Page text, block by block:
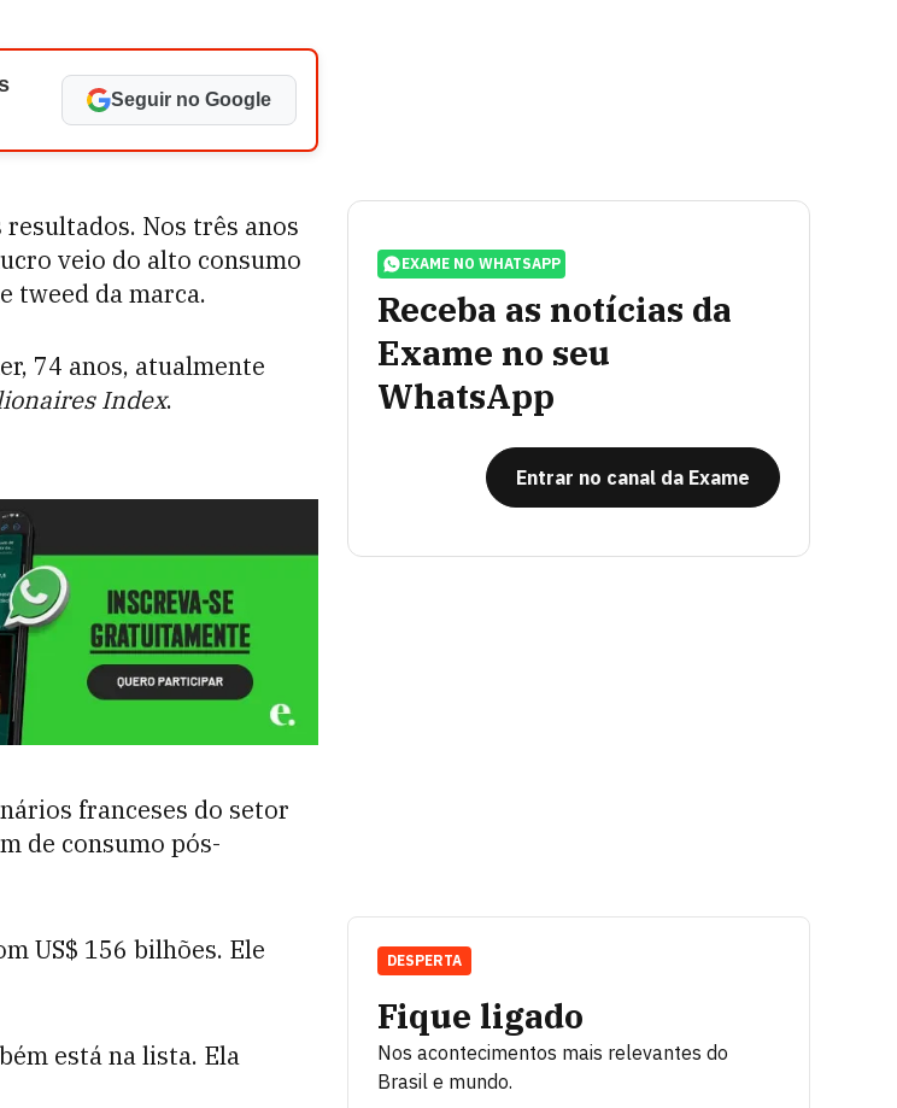
Seguir no Google
Nos três anos
veio do alto consumo
tweed da marca.
74 anos, atualmente
Index.
franceses do setor
de consumo pós-
US$ 156 bilhões. Ele
está na lista. Ela
EXAME NO WHATSAPP
Receba as notícias da
Exame no seu
WhatsApp
Entrar no canal da Exame
Fique ligado
Nos acontecimentos mais relevantes do
Brasil e mundo.
DESPERTA